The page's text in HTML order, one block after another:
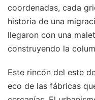
coordenadas, cada
historia de una
llegaron con una
construyendo la
Este rincón del este
eco de las fábricas